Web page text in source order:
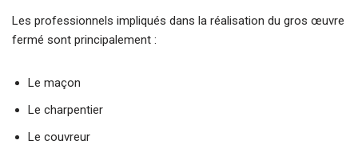
Les professionnels impliqués dans la réalisation du gros œuvre
fermé sont principalement :
Le maçon
Le charpentier
Le couvreur